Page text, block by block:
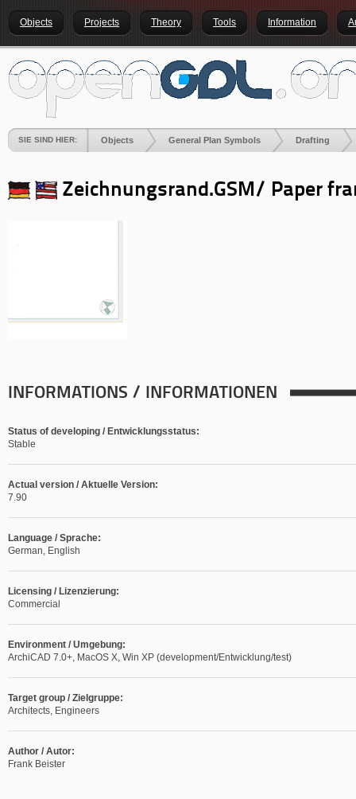
Objects Projects Theory Tools Information
SIE SIND HIER: Objects General Plan Symbols Drafting
Zeichnungsrand.GSM/ Paper
INFORMATIONS / INFORMATIONEN
Status of developing / Entwicklungsstatus:
Stable
Actual version / Aktuelle Version:
7.90
Language / Sprache:
German, English
Licensing / Lizenzierung:
Commercial
Environment / Umgebung:
ArchiCAD 7.0+, MacOS X, Win XP (development/Entwicklung/test)
Target group / Zielgruppe:
Architects, Engineers
Author / Autor:
Frank Beister